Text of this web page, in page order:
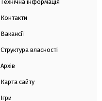
Технічна інформація
Контакти
Вакансії
Структура власності
Архів
Карта сайту
Ігри